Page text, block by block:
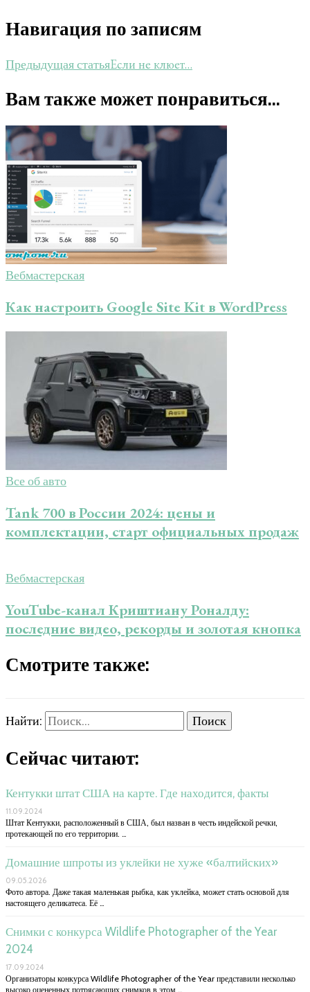
Навигация по записям
Предыдущая статьяЕсли не клюет…
Вам также может понравиться...
Вебмастерская
Как настроить Google Site Kit в WordPress
Все об авто
Tank 700 в России 2024: цены и
комплектации, старт официальных продаж
Вебмастерская
YouTube-канал Криштиану Роналду:
последние видео, рекорды и золотая кнопка
Смотрите также:
Найти:
Сейчас читают:
Кентукки штат США на карте. Где находится, факты
11.09.2024
Штат Кентукки, расположенный в США, был назван в честь индейской речки,
протекающей по его территории. …
Домашние шпроты из уклейки не хуже «балтийских»
09.05.2026
Фото автора. Даже такая маленькая рыбка, как уклейка, может стать основой для
настоящего деликатеса. Её …
Снимки с конкурса Wildlife Photographer of the Year
2024
17.09.2024
Организаторы конкурса Wildlife Photographer of the Year представили несколько
высоко оцененных потрясающих снимков в этом …